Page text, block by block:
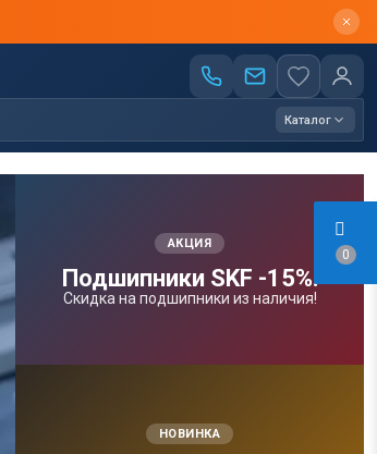
0
Каталог
АКЦИЯ
Подшипники SKF -15%!
Скидка на подшипники из наличия!
НОВИНКА